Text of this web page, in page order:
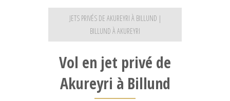
JETS PRIVÉS DE AKUREYRI À BILLUND |
BILLUND À AKUREYRI
Vol en jet privé de
Akureyri à Billund